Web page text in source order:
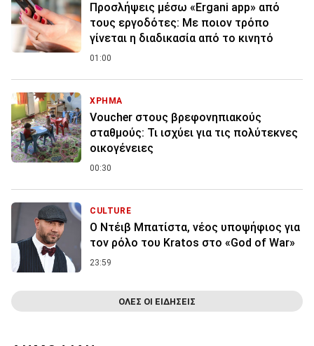
Προσλήψεις μέσω «Ergani app» από
τους εργοδότες: Με ποιον τρόπο
γίνεται η διαδικασία από το κινητό
01:00
ΧΡΗΜΑ
Voucher στους βρεφονηπιακούς
σταθμούς: Τι ισχύει για τις πολύτεκνες
οικογένειες
00:30
CULTURE
Ο Ντέιβ Μπατίστα, νέος υποψήφιος για
τον ρόλο του Kratos στο «God of War»
23:59
ΟΛΕΣ ΟΙ ΕΙΔΗΣΕΙΣ